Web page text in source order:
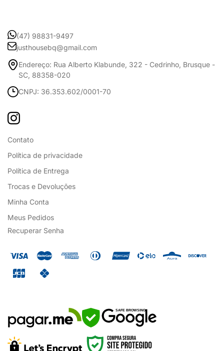
(47) 98831-9497
justhousebq@gmail.com
Endereço: Rua Alberto Klabunde, 322 - Cedrinho, Brusque -
SC, 88358-020
CNPJ: 36.353.602/0001-70
Contato
Política de privacidade
Política de Entrega
Trocas e Devoluções
Minha Conta
Meus Pedidos
Recuperar Senha
SAFE BROWSING